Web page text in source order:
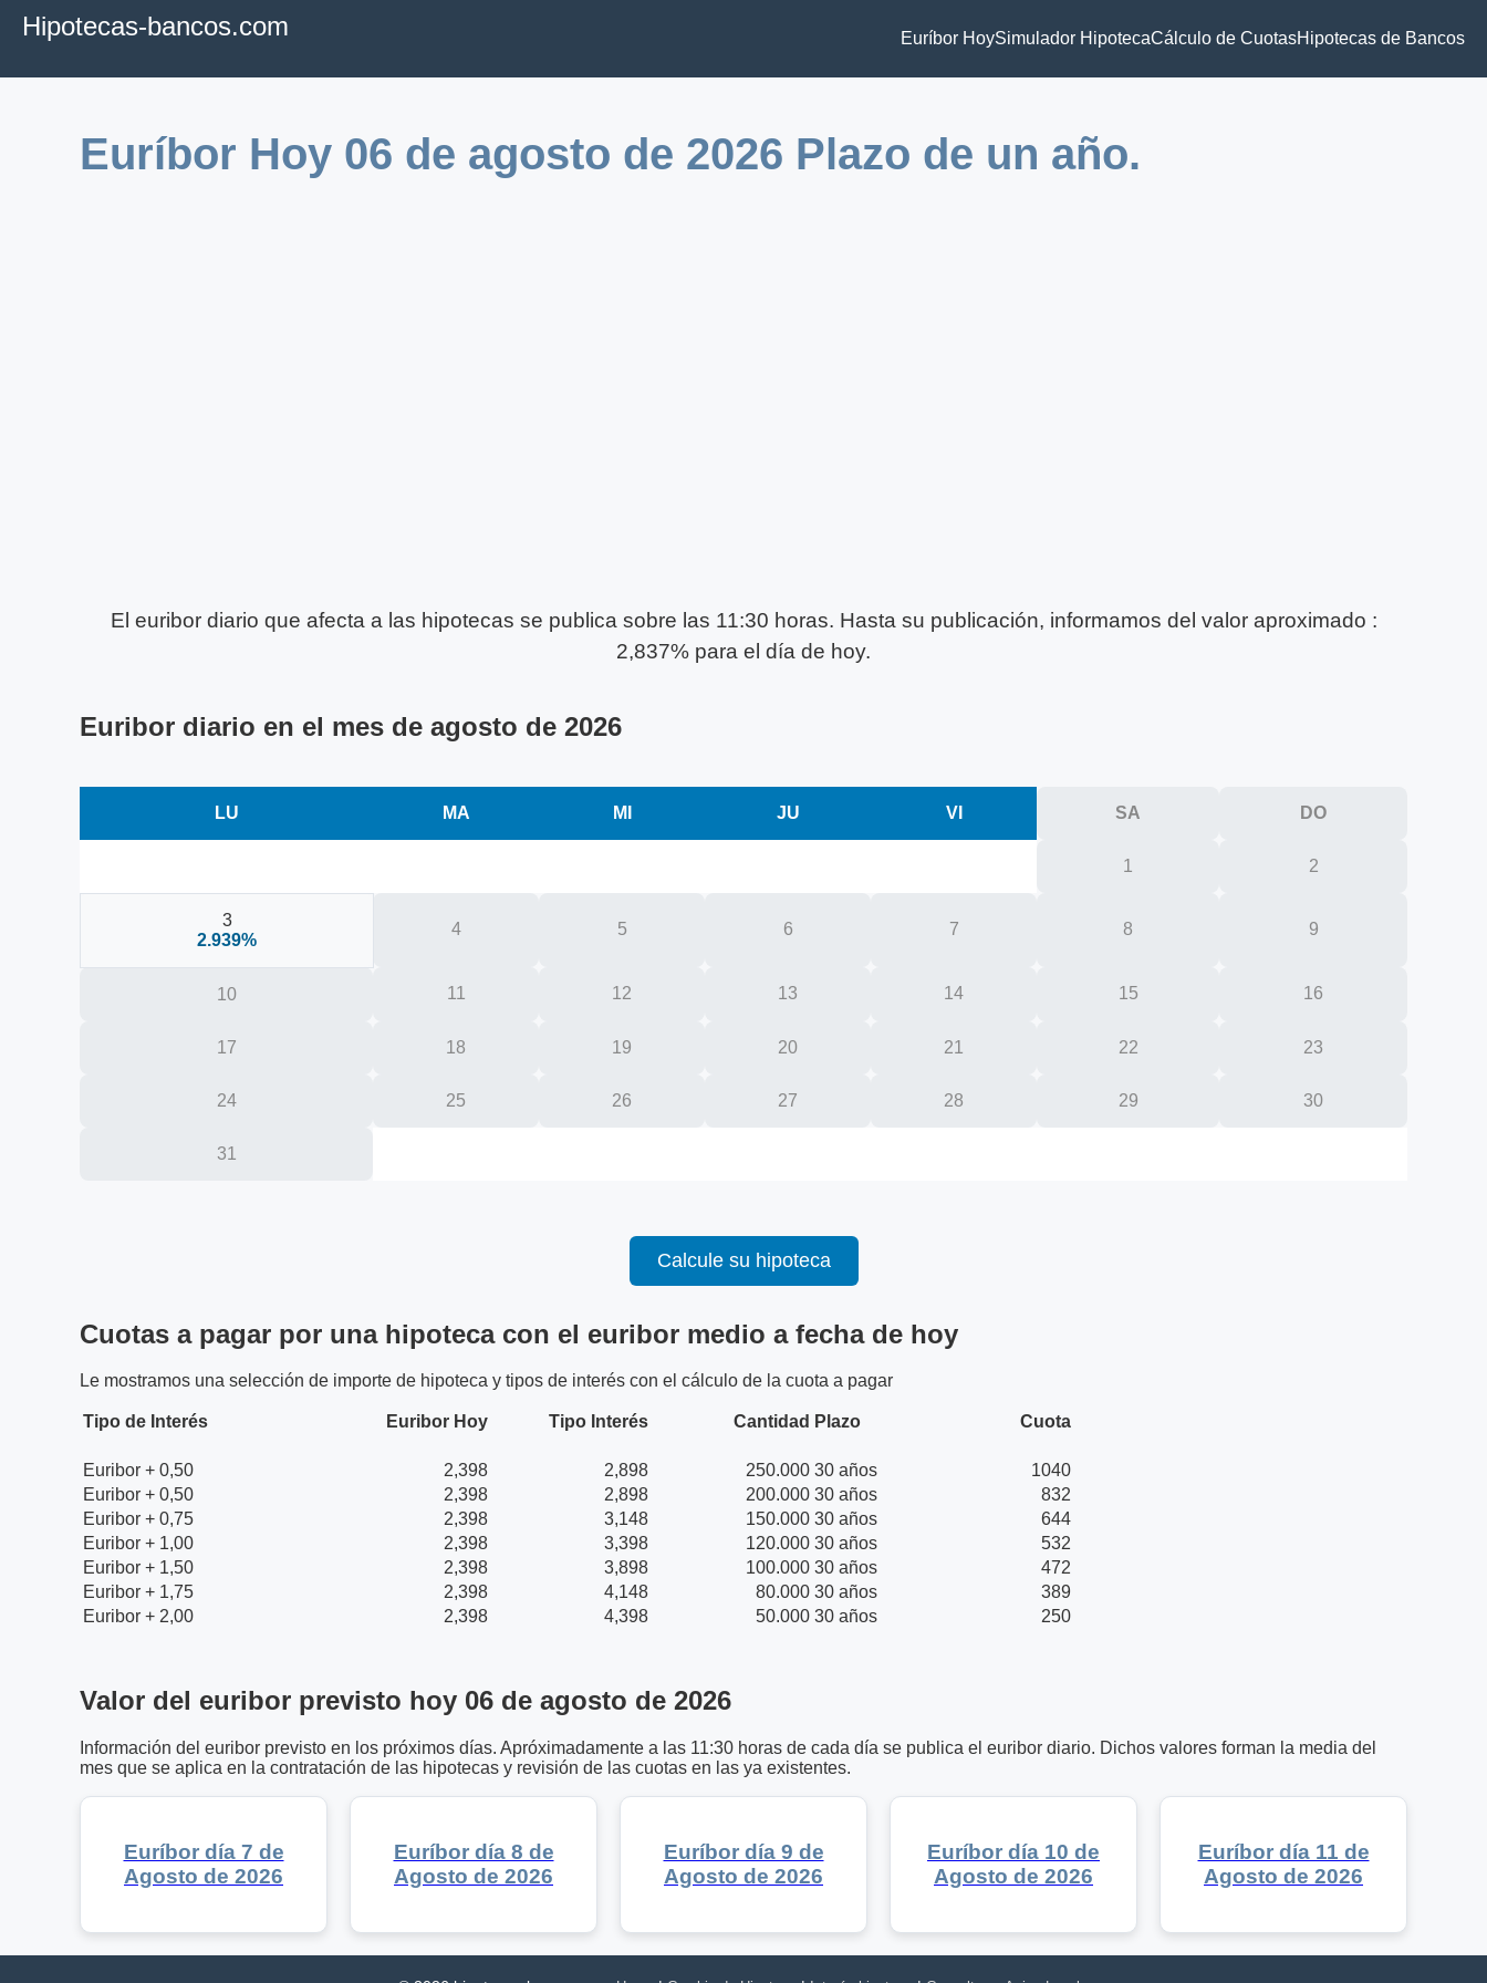
Hipotecas-bancos.com Euríbor HoySimulador HipotecaCálculo de CuotasHipotecas de Bancos
Euríbor Hoy 06 de agosto de 2026 Plazo de un año.
El euribor diario que afecta a las hipotecas se publica sobre las 11:30 horas. Hasta su publicación, informamos del valor aproximado :
2,837% para el día de hoy.
Euribor diario en el mes de agosto de 2026
LU MA MI JU VI SA DO
1 2
3
2.939%
4 5 6 7 8 9
10 11 12 13 14 15 16
17 18 19 20 21 22 23
24 25 26 27 28 29 30
31
Calcule su hipoteca
Cuotas a pagar por una hipoteca con el euribor medio a fecha de hoy
Le mostramos una selección de importe de hipoteca y tipos de interés con el cálculo de la cuota a pagar
Tipo de Interés Euribor Hoy Tipo Interés Cantidad Plazo Cuota
Euribor + 0,50 2,398 2,898 250.000 30 años
1040
Euribor + 0,50
2,398 2,898 200.000 30 años
832
Euribor + 0,75
2,398 3,148 150.000 30 años
644
Euribor + 1,00
2,398 3,398 120.000 30 años
532
Euribor + 1,50
2,398 3,898 100.000 30 años
472
Euribor + 1,75
2,398 4,148 80.000 30 años
389
Euribor + 2,00
2,398 4,398 50.000 30 años 250
Valor del euribor previsto hoy 06 de agosto de 2026
Información del euribor previsto en los próximos días. Apróximadamente a las 11:30 horas de cada día se publica el euribor diario. Dichos valores forman la media del
mes que se aplica en la contratación de las hipotecas y revisión de las cuotas en las ya existentes.
Euríbor día 7 de
Agosto de 2026
Euríbor día 8 de
Agosto de 2026
Euríbor día 9 de
Agosto de 2026
Euríbor día 10 de
Agosto de 2026
Euríbor día 11 de
Agosto de 2026